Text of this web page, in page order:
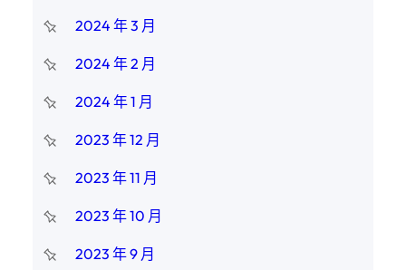
2024 年 3 月
2024 年 2 月
2024 年 1 月
2023 年 12 月
2023 年 11 月
2023 年 10 月
2023 年 9 月